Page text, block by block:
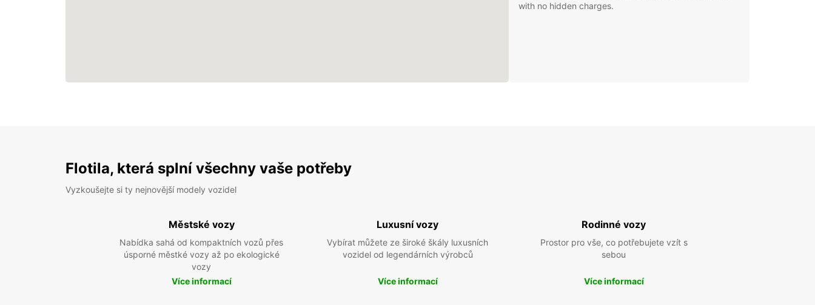
with no hidden charges.
Flotila, která splní všechny vaše potřeby
Vyzkoušejte si ty nejnovější modely vozidel
Městské vozy
Nabídka sahá od kompaktních vozů přes
úsporné městké vozy až po ekologické
vozy
Více informací
Luxusní vozy
Vybírat můžete ze široké škály luxusních
vozidel od legendárních výrobců
Více informací
Rodinné vozy
Prostor pro vše, co potřebujete vzít s
sebou
Více informací